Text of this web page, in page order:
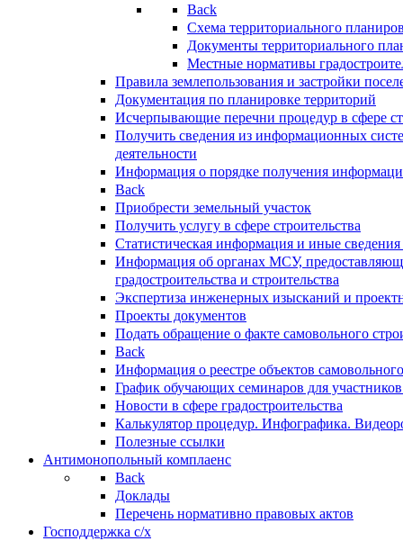
Back
Схема территориального
Документы территориального
Местные нормативы
Правила землепользования и застройки
Документация по планировке территорий
Исчерпывающие перечни процедур в сфере
Получить сведения из информационных
деятельности
Информация о порядке получения
Back
Приобрести земельный участок
Получить услугу в сфере строительства
Статистическая информация и иные сведения
Информация об органах МСУ,
градостроительства и строительства
Экспертиза инженерных изысканий и
Проекты документов
Подать обращение о факте самовольного
Back
Информация о реестре объектов
График обучающих семинаров для участников
Новости в сфере градостроительства
Калькулятор процедур. Инфографика.
Полезные ссылки
Антимонопольный комплаенс
Back
Доклады
Перечень нормативно правовых актов
Господдержка с/х